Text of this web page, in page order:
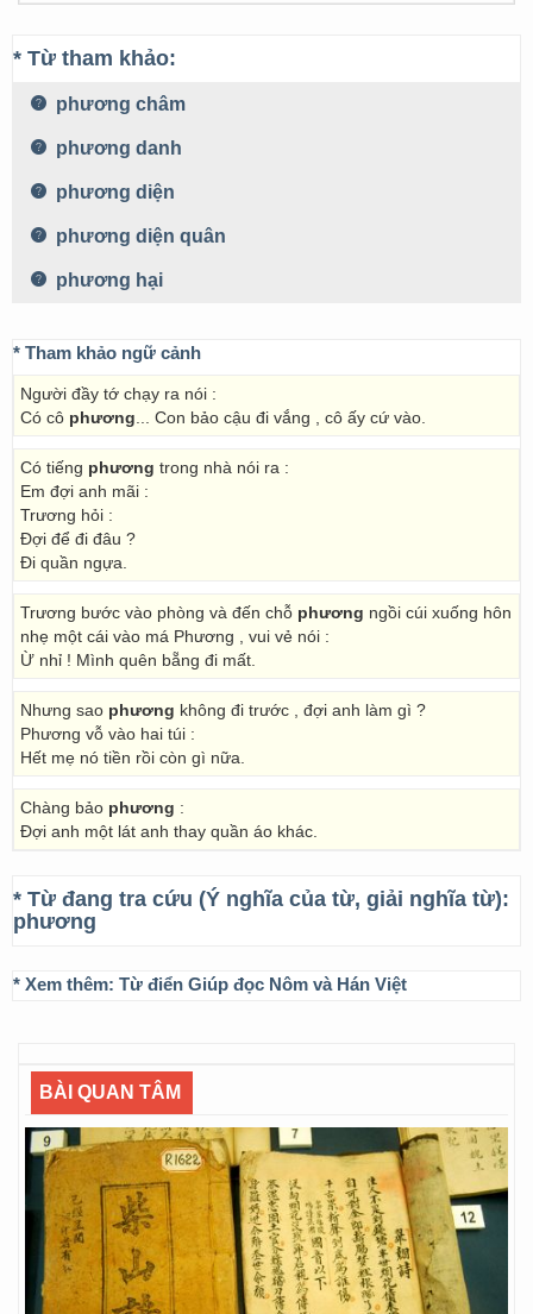
* Từ tham khảo:
phương châm
phương danh
phương diện
phương diện quân
phương hại
* Tham khảo ngữ cảnh
Người đầy tớ chạy ra nói :
Có cô phương ... Con bảo cậu đi vắng , cô ấy cứ vào.
Có tiếng phương trong nhà nói ra :
Em đợi anh mãi :
Trương hỏi :
Đợi để đi đâu ?
Đi quần ngựa.
Trương bước vào phòng và đến chỗ phương ngồi cúi xuống hôn
nhẹ một cái vào má Phương , vui vẻ nói :
Ừ nhỉ ! Mình quên bẵng đi mất.
Nhưng sao phương không đi trước , đợi anh làm gì ?
Phương vỗ vào hai túi :
Hết mẹ nó tiền rồi còn gì nữa.
Chàng bảo phương :
Đợi anh một lát anh thay quần áo khác.
* Từ đang tra cứu (Ý nghĩa của từ, giải nghĩa từ):
phương
* Xem thêm: Từ điển Giúp đọc Nôm và Hán Việt
BÀI QUAN TÂM